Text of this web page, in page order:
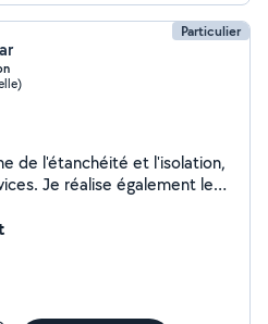
Particulier
de l'étanchéité et l'isolation,
les